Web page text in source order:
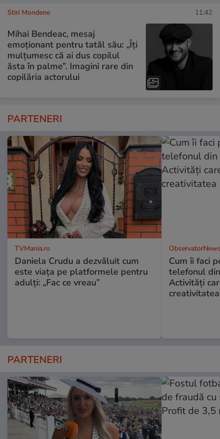
Stiri Mondene 11:42
Mihai Bendeac, mesaj
emoționant pentru tatăl său: „Îți
mulțumesc că ai dus copilul
ăsta în palme”. Imagini rare din
copilăria actorului
PARTENERI
TVMania.ro
Daniela Crudu a dezvăluit cum
este viața pe platformele pentru
adulți: „Fac ce vreau”
Cum îi faci
telefonul
Activități
creativitatea
PARTENERI